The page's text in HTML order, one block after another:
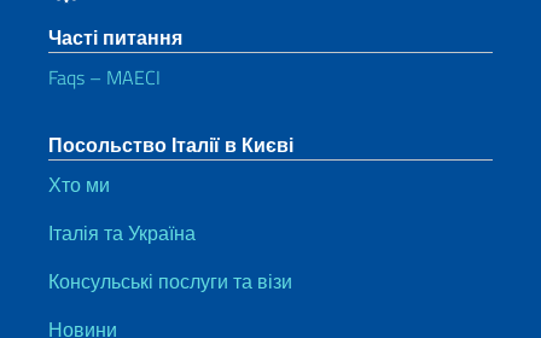
Часті питання
Faqs – MAECI
Посольство Італії в Києві
Хто ми
Італія та Україна
Консульські послуги та візи
Новини